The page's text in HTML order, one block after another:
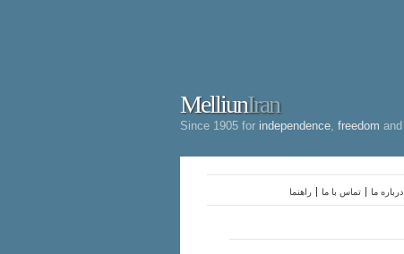
MelliunIran
Since 1905 for independence freedom and
راهنما تماس با ما درباره ما